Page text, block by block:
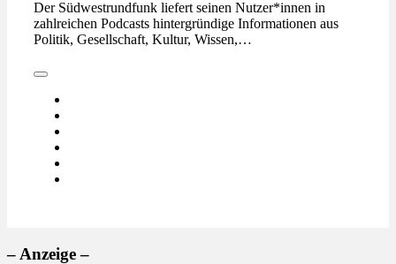
Der Südwestrundfunk liefert seinen Nutzer*innen in
zahlreichen Podcasts hintergründige Informationen aus
Politik, Gesellschaft, Kultur, Wissen,…
– Anzeige –